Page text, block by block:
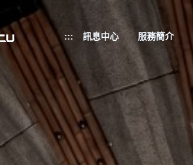
::: 訊息中心 服務簡介